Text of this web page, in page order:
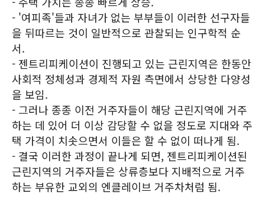
- '여피족'들과 자녀가 없는 부부들이 이러한 선구자들
을 뒤따르는 것이 일반적으로 관찰되는 인구학적 순
서.
- 젠트리피케이션이 진행되고 있는 근린지역은 한동안
사회적 정체성과 경제적 자원 측면에서 상당한 다양성
을 보임.
- 그러나 종종 이전 거주자들이 해당 근린지역에 거주
하는 데 있어 더 이상 감당할 수 없을 정도로 지대와 주
택 가격이 치솟으면서 이들은 할 수 없이 떠나게 됨.
- 결국 이러한 과정이 끝나게 되면, 젠트리피케이션된
근린지역의 거주자들은 상류층보다 지배적으로 거주
하는 부유한 교외의 엔클레이브 거주차처럼 됨.